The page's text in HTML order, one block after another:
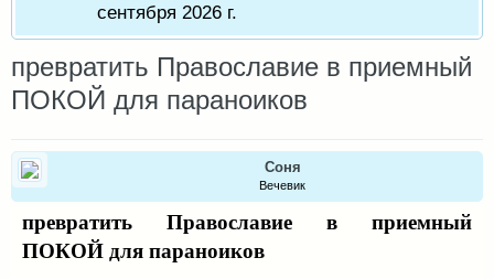
сентября 2026 г.
превратить Православие в приемный
ПОКОЙ для параноиков
Соня
Вечевик
превратить Православие в приемный
ПОКОЙ для параноиков